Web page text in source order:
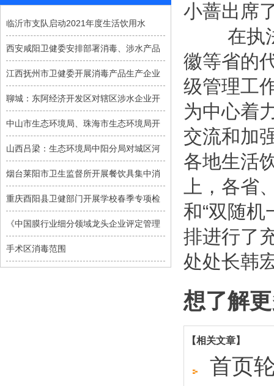
临沂市支队启动2021年度生活饮用水
西安咸阳卫健委安排部署消毒、涉水产品
江西抚州市卫健委开展消毒产品生产企业
聊城：东阿经济开发区对辖区涉水企业开
中山市生态环境局、珠海市生态环境局开
山西吕梁：生态环境局中阳分局对城区河
烟台莱阳市卫生监督所开展餐饮具集中消
重庆酉阳县卫健部门开展学校春季专项检
《中国膜行业细分领域龙头企业评定管理
手术区消毒范围
小蔷出席
在执法
徽等省的
级管理工
为中心着
交流和加
各地生活
上，各省
和“双随
排进行了
处处长韩
想了解
【相关文章】
首页